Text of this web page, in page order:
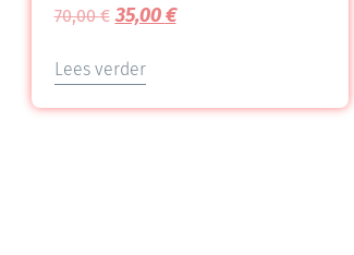
Gewaardeerd
5.00
70,00€ 35,00€
Lees verder